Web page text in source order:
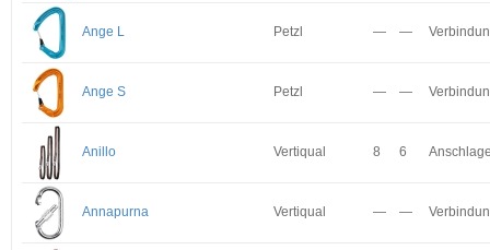
Ange L Petzl — —
Ange S Petzl — —
Anillo Vertiqual 8 6
Annapurna Vertiqual — —